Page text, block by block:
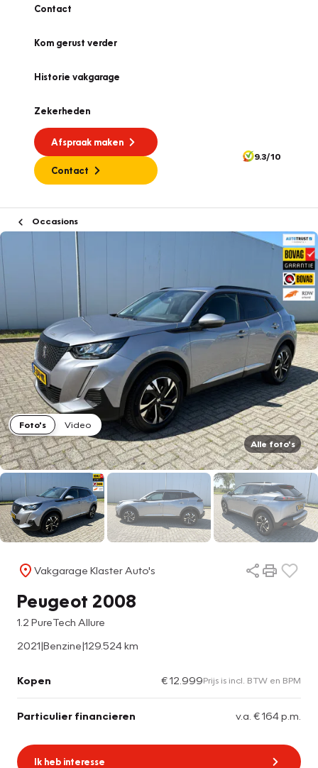
Contact
Kom gerust verder
Historie vakgarage
Zekerheden
Afspraak maken
Contact
9.3/10
Occasions
Foto's
Video
Alle foto's
Vakgarage Klaster Auto's
Peugeot 2008
1.2 PureTech Allure
2021|Benzine|129.524 km
Kopen € 12.999Prijs is incl. BTW en BPM
Particulier financieren v.a. € 164 p.m.
Ik heb interesse